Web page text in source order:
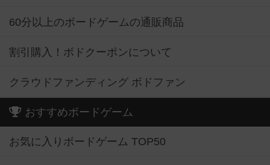
60分以上のボードゲームの通販商品
割引購入！ボドクーポンについて
クラウドファンディング ボドファン
おすすめボードゲーム
お気に入りボードゲーム TOP50